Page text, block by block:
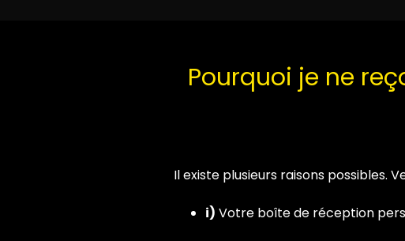
Pourquoi je ne
Il existe plusieurs raisons possibles.
i) Votre boîte de réception